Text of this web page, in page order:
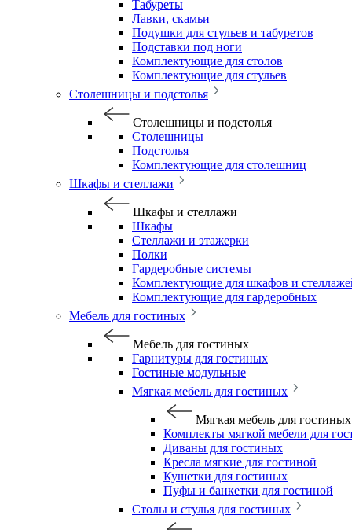
Табуреты
Лавки, скамьи
Подушки для стульев и табуретов
Подставки под ноги
Комплектующие для столов
Комплектующие для стульев
Столешницы и подстолья
Столешницы и подстолья
Столешницы
Подстолья
Комплектующие для столешниц
Шкафы и стеллажи
Шкафы и стеллажи
Шкафы
Стеллажи и этажерки
Полки
Гардеробные системы
Комплектующие для шкафов и
Комплектующие для гардеробных
Мебель для гостиных
Мебель для гостиных
Гарнитуры для гостиных
Гостиные модульные
Мягкая мебель для гостиных
Мягкая мебель для гостиных
Комплекты мягкой мебели для
Диваны для гостиных
Кресла мягкие для гостиной
Кушетки для гостиных
Пуфы и банкетки для гостиной
Столы и стулья для гостиных